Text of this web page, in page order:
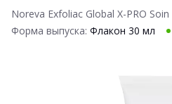
Noreva Exfoliac Global X-PRO
Форма выпуска: Флакон 30 мл